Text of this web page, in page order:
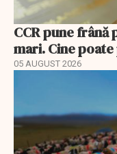
CCR pune
mari. Cine
05 AUGUST 2026